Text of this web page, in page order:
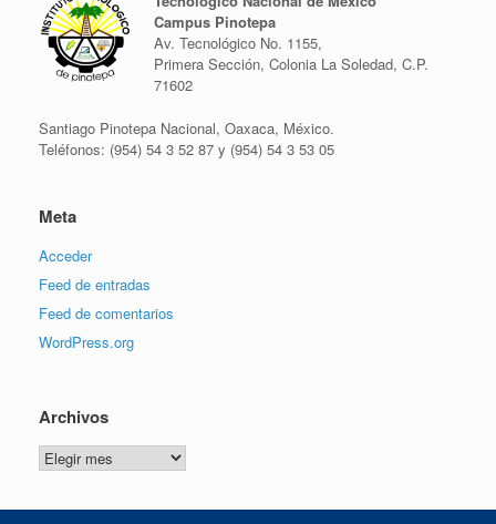
Campus Pinotepa
Av. Tecnológico No. 1155,
Primera Sección, Colonia La Soledad, C.P.
71602
Santiago Pinotepa Nacional, Oaxaca, México.
Teléfonos: (954) 54 3 52 87 y (954) 54 3 53 05
Meta
Acceder
Feed de entradas
Feed de comentarios
WordPress.org
Archivos